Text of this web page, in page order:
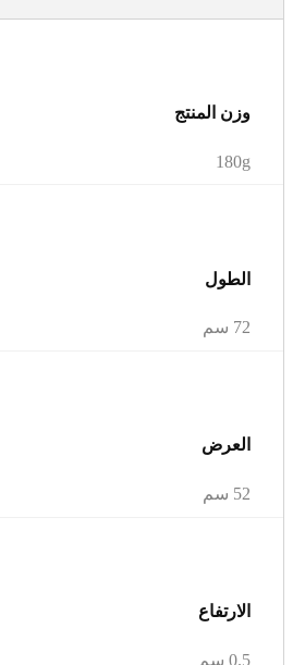
وزن المنتج
180g
الطول
72 سم
العرض
52 سم
الارتفاع
0.5 سم